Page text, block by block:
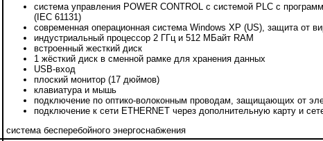
система управления POWER CONTROL с системой PLC с
(IEC 61131)
современная операционная система Windows XP (US), защита от
индустриальный процессор 2 ГГц и 512 МБайт RAM
встроенный жесткий диск
1 жёсткий диск в сменной рамке для хранения данных
USB-вход
плоский монитор (17 дюймов)
клавиатура и мышь
подключение по оптико-волоконным проводам, защищающих от
подключение к сети ETHERNET через дополнительную карту и
система бесперебойного энергоснабжения